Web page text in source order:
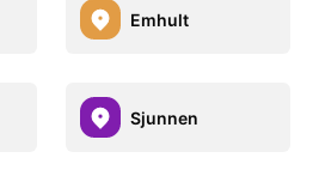
Emhult
Sjunnen